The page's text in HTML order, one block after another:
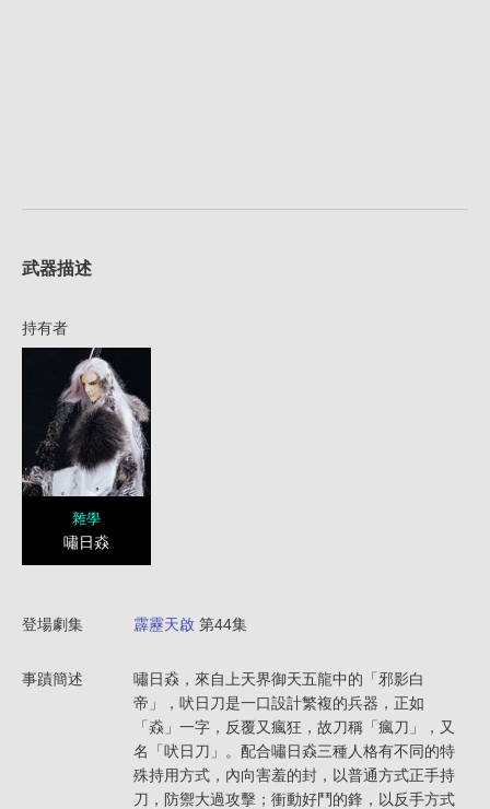
武器描述
持有者
雜學
嘯日猋
登場劇集 霹靂天啟 第44集
事蹟簡述
嘯日猋，來自上天界御天五龍中的「邪影白
帝」，吠日刀是一口設計繁複的兵器，正如
「猋」一字，反覆又瘋狂，故刀稱「瘋刀」，又
名「吠日刀」。配合嘯日猋三種人格有不同的特
殊持用方式，內向害羞的封，以普通方式正手持
刀，防禦大過攻擊；衝動好鬥的鋒，以反手方式